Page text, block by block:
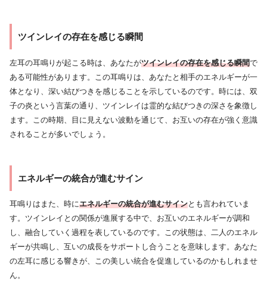
ツインレイの存在を感じる瞬間
左耳の耳鳴りが起こる時は、あなたがツインレイの存在を感じる瞬間で
ある可能性があります。この耳鳴りは、あなたと相手のエネルギーが一
体となり、深い結びつきを感じることを示しているのです。時には、双
子の炎という言葉の通り、ツインレイは霊的な結びつきの深さを象徴し
ます。この時期、目に見えない波動を通じて、お互いの存在が強く意識
されることが多いでしょう。
エネルギーの統合が進むサイン
耳鳴りはまた、時にエネルギーの統合が進むサインとも言われていま
す。ツインレイとの関係が進展する中で、お互いのエネルギーが調和
し、融合していく過程を表しているのです。この状態は、二人のエネル
ギーが共鳴し、互いの成長をサポートし合うことを意味します。あなた
の左耳に感じる響きが、この美しい統合を促進しているのかもしれませ
ん。